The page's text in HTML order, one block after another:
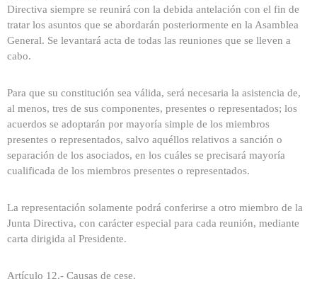
Directiva siempre se reunirá con la debida antelación con el fin de
tratar los asuntos que se abordarán posteriormente en la Asamblea
General. Se levantará acta de todas las reuniones que se lleven a
cabo.
Para que su constitución sea válida, será necesaria la asistencia de,
al menos, tres de sus componentes, presentes o representados; los
acuerdos se adoptarán por mayoría simple de los miembros
presentes o representados, salvo aquéllos relativos a sanción o
separación de los asociados, en los cuáles se precisará mayoría
cualificada de los miembros presentes o representados.
La representación solamente podrá conferirse a otro miembro de la
Junta Directiva, con carácter especial para cada reunión, mediante
carta dirigida al Presidente.
Artículo 12.- Causas de cese.